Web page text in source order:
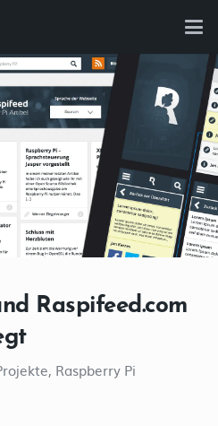
Raspifeed.com
, Raspberry Pi